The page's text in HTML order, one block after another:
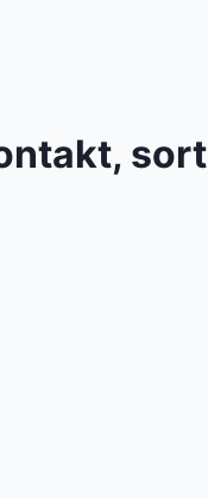
sort